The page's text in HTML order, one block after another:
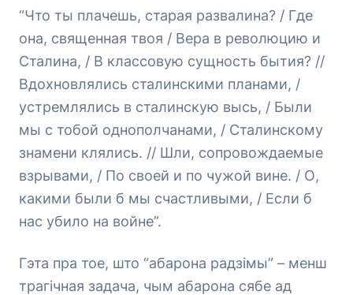
“Что ты плачешь, старая развалина? / Где
она, священная твоя / Вера в революцию и
Сталина, / В классовую сущность бытия? //
Вдохновлялись сталинскими планами, /
устремлялись в сталинскую высь, / Были
мы с тобой однополчанами, / Сталинскому
знамени клялись. // Шли, сопровождаемые
взрывами, / По своей и по чужой вине. / О,
какими были б мы счастливыми, / Если б
нас убило на войне”.
Гэта пра тое, што “абарона радзімы” – менш
трагічная задача, чым абарона сябе ад